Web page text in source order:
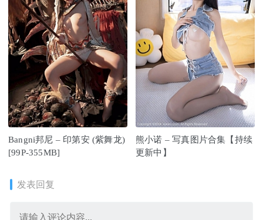
Bangni邦尼 – 印第安 (紫舞龙)
[99P-355MB]
熊小诺 – 写真图片合集【持续
更新中】
发表回复